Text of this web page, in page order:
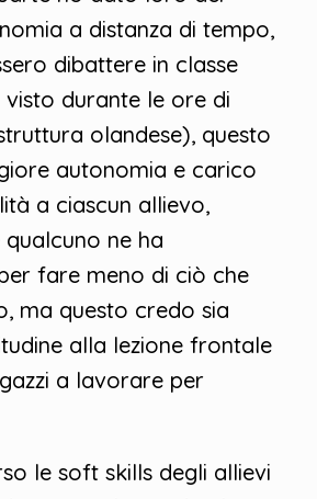
a distanza di tempo,
dibattere in classe
durante le ore di
olandese), questo
autonomia e carico
a ciascun allievo,
ne ha
fare meno di ciò che
ma questo credo sia
alla lezione frontale
a lavorare per
le soft skills degli allievi